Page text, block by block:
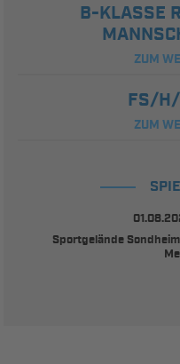
B-KLASSE
ZUM
FS/
ZUM
Sportgelände